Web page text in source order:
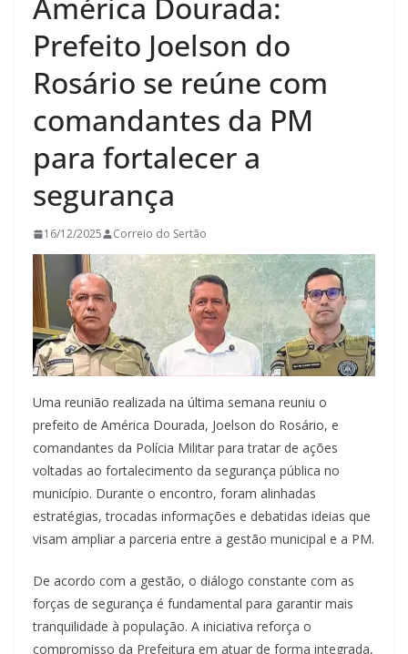
América Dourada:
Prefeito Joelson do
Rosário se reúne com
comandantes da PM
para fortalecer a
segurança
16/12/2025 Correio do Sertão
Uma reunião realizada na última semana reuniu o
prefeito de América Dourada, Joelson do Rosário, e
comandantes da Polícia Militar para tratar de ações
voltadas ao fortalecimento da segurança pública no
município. Durante o encontro, foram alinhadas
estratégias, trocadas informações e debatidas ideias que
visam ampliar a parceria entre a gestão municipal e a PM.
De acordo com a gestão, o diálogo constante com as
forças de segurança é fundamental para garantir mais
tranquilidade à população. A iniciativa reforça o
compromisso da Prefeitura em atuar de forma integrada,